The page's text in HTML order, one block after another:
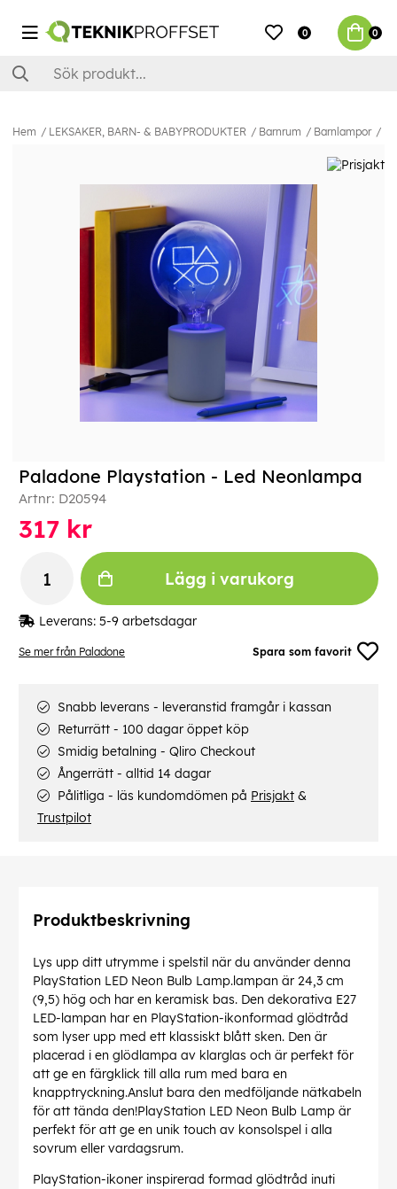
0 0
Hem LEKSAKER, BARN- & BABYPRODUKTER Barnrum Barnlampor
Se mer från Paladone Spara som favorit
Paladone Playstation - Led Neonlampa
Artnr: D20594
317 kr
Lägg i varukorg
Leverans: 5-9 arbetsdagar
Snabb leverans - leveranstid framgår i kassan
Returrätt - 100 dagar öppet köp
Smidig betalning - Qliro Checkout
Ångerrätt - alltid 14 dagar
Pålitliga - läs kundomdömen på Prisjakt &
Trustpilot
Produktbeskrivning
Lys upp ditt utrymme i spelstil när du använder denna
PlayStation LED Neon Bulb Lamp.lampan är 24,3 cm
(9,5) hög och har en keramisk bas. Den dekorativa E27
LED-lampan har en PlayStation-ikonformad glödtråd
som lyser upp med ett klassiskt blått sken. Den är
placerad i en glödlampa av klarglas och är perfekt för
att ge en färgklick till alla rum med bara en
knapptryckning.Anslut bara den medföljande nätkabeln
för att tända den!PlayStation LED Neon Bulb Lamp är
perfekt för att ge en unik touch av konsolspel i alla
sovrum eller vardagsrum.
PlayStation-ikoner inspirerad formad glödtråd inuti